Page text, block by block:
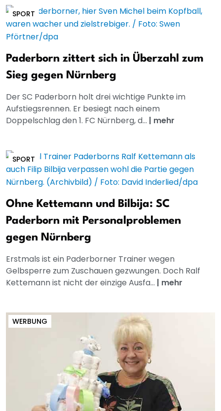
SPORT
Paderborn zittert sich in Überzahl zum
Sieg gegen Nürnberg
Der SC Paderborn holt drei wichtige Punkte im
Aufstiegsrennen. Er besiegt nach einem
Doppelschlag den 1. FC Nürnberg, d... | mehr
SPORT
Ohne Kettemann und Bilbija: SC
Paderborn mit Personalproblemen
gegen Nürnberg
Erstmals ist ein Paderborner Trainer wegen
Gelbsperre zum Zuschauen gezwungen. Doch Ralf
Kettemann ist nicht der einzige Ausfa... | mehr
WERBUNG